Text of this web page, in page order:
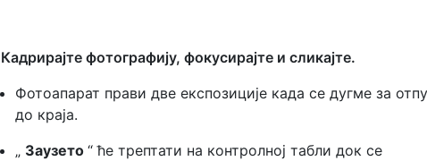
Кадрирајте фотографију, фокусирајте и сликајте.
Фотоапарат прави две експозиције када се дугме за
до краја.
„ Заузето “ ће трептати на контролној табли док се